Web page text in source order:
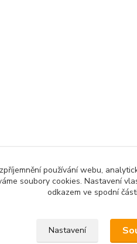
Upravit sběr
používání webu,
soubory cookies. Nastavení
odkazem ve spodní
Nastavení